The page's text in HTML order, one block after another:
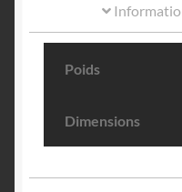
Poids
Dimensions